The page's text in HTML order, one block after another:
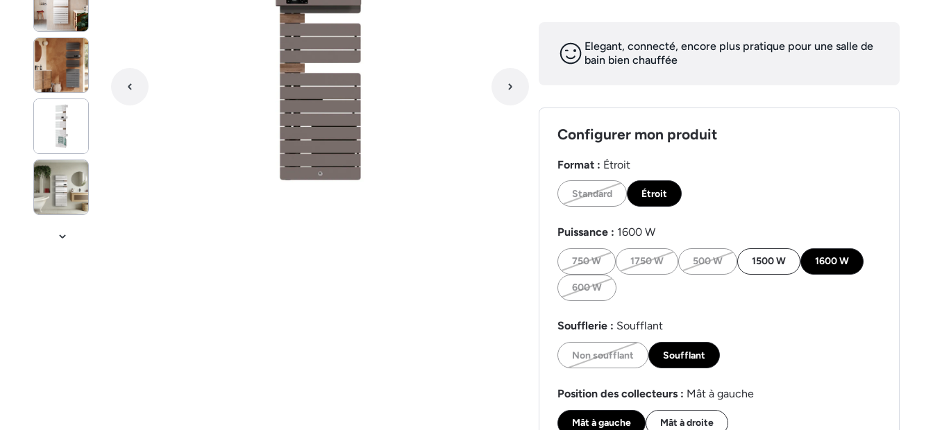
Elegant, connecté, encore plus pratique pour une salle de
bain bien chauffée
Configurer mon produit
Format : Étroit
Standard Étroit
Puissance : 1600 W
750 W 1750 W 500 W 1500 W 1600 W
600 W
Soufflerie : Soufflant
Non soufflant Soufflant
Position des collecteurs : Mât à gauche
Mât à gauche Mât à droite